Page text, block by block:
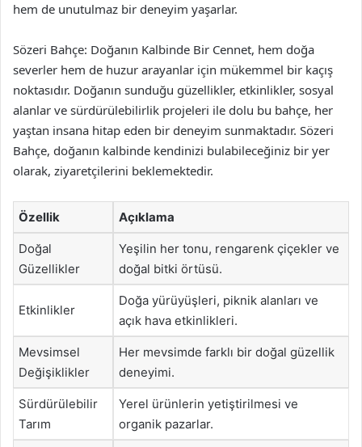
hem de unutulmaz bir deneyim yaşarlar.
Sözeri Bahçe: Doğanın Kalbinde Bir Cennet, hem doğa
severler hem de huzur arayanlar için mükemmel bir kaçış
noktasıdır. Doğanın sunduğu güzellikler, etkinlikler, sosyal
alanlar ve sürdürülebilirlik projeleri ile dolu bu bahçe, her
yaştan insana hitap eden bir deneyim sunmaktadır. Sözeri
Bahçe, doğanın kalbinde kendinizi bulabileceğiniz bir yer
olarak, ziyaretçilerini beklemektedir.
Özellik Açıklama
Doğal
Güzellikler
Yeşilin her tonu, rengarenk çiçekler ve
doğal bitki örtüsü.
Etkinlikler
Doğa yürüyüşleri, piknik alanları ve
açık hava etkinlikleri.
Mevsimsel
Değişiklikler
Her mevsimde farklı bir doğal güzellik
deneyimi.
Sürdürülebilir
Tarım
Yerel ürünlerin yetiştirilmesi ve
organik pazarlar.